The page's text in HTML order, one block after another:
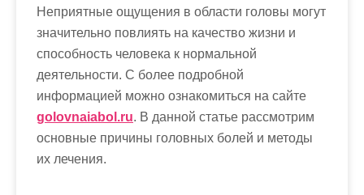
Неприятные ощущения в области головы могут
значительно повлиять на качество жизни и
способность человека к нормальной
деятельности. С более подробной
информацией можно ознакомиться на сайте
golovnaiabol.ru. В данной статье рассмотрим
основные причины головных болей и методы
их лечения.